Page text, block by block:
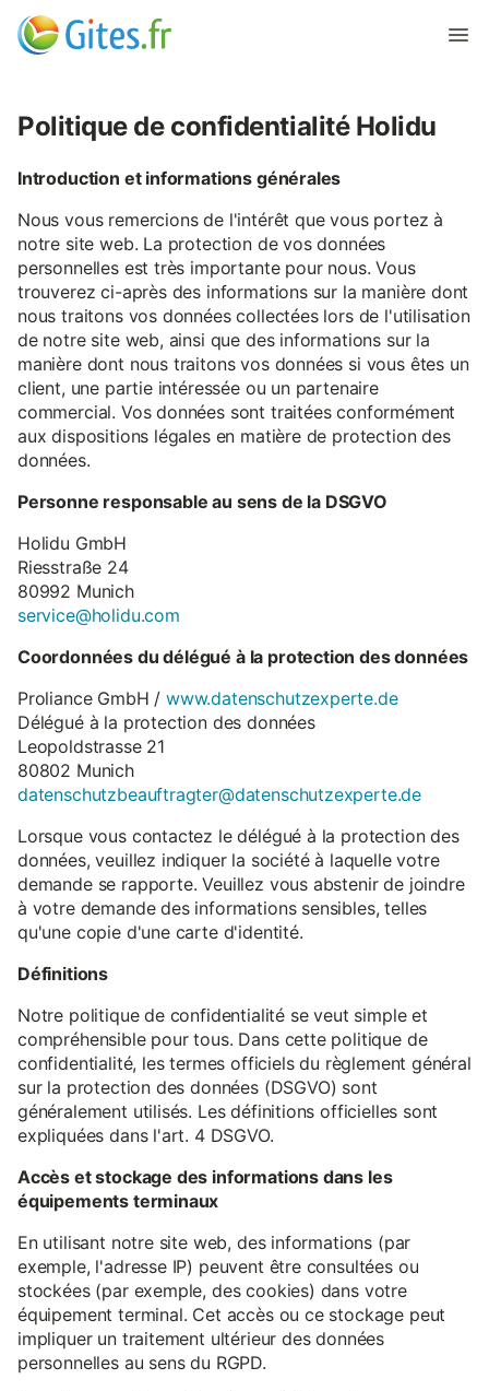
Politique de confidentialité Holidu
Introduction et informations générales
Nous vous remercions de l'intérêt que vous portez à
notre site web. La protection de vos données
personnelles est très importante pour nous. Vous
trouverez ci-après des informations sur la manière dont
nous traitons vos données collectées lors de l'utilisation
de notre site web, ainsi que des informations sur la
manière dont nous traitons vos données si vous êtes un
client, une partie intéressée ou un partenaire
commercial. Vos données sont traitées conformément
aux dispositions légales en matière de protection des
données.
Personne responsable au sens de la DSGVO
Holidu GmbH
Riesstraße 24
80992 Munich
service@holidu.com
Coordonnées du délégué à la protection des données
Proliance GmbH /www.datenschutzexperte.de
Délégué à la protection des données
Leopoldstrasse 21
80802 Munich
datenschutzbeauftragter@datenschutzexperte.de
Lorsque vous contactez le délégué à la protection des
données, veuillez indiquer la société à laquelle votre
demande se rapporte. Veuillez vous abstenir de joindre
à votre demande des informations sensibles, telles
qu'une copie d'une carte d'identité.
Définitions
Notre politique de confidentialité se veut simple et
compréhensible pour tous. Dans cette politique de
confidentialité, les termes officiels du règlement général
sur la protection des données (DSGVO) sont
généralement utilisés. Les définitions officielles sont
expliquées dans l'art. 4 DSGVO.
Accès et stockage des informations dans les
équipements terminaux
En utilisant notre site web, des informations (par
exemple, l'adresse IP) peuvent être consultées ou
stockées (par exemple, des cookies) dans votre
équipement terminal. Cet accès ou ce stockage peut
impliquer un traitement ultérieur des données
personnelles au sens du RGPD.